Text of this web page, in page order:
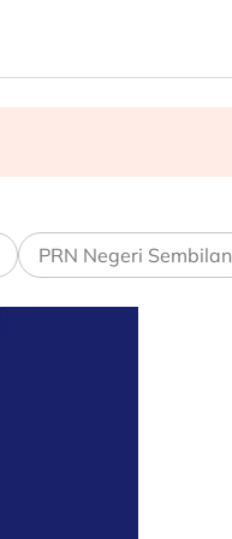
PRN Negeri Sembilan